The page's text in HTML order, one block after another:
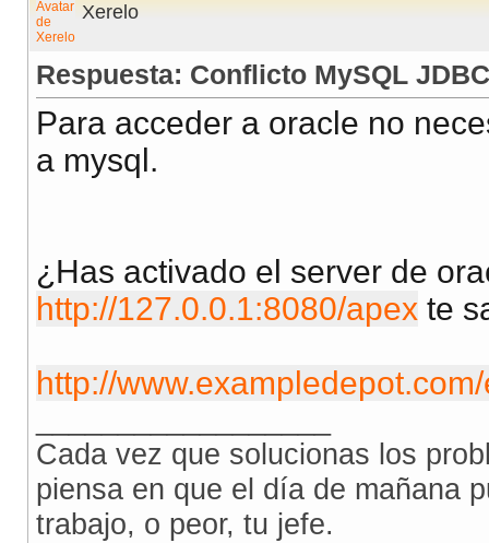
Xerelo
Respuesta: Conflicto MySQL JDBC
Para acceder a oracle no
a mysql.
¿Has activado el server de
http://127.0.0.1:8080/apex te
http://
Cada vez que solucionas los
piensa en que el día de mañana
trabajo, o peor, tu jefe.